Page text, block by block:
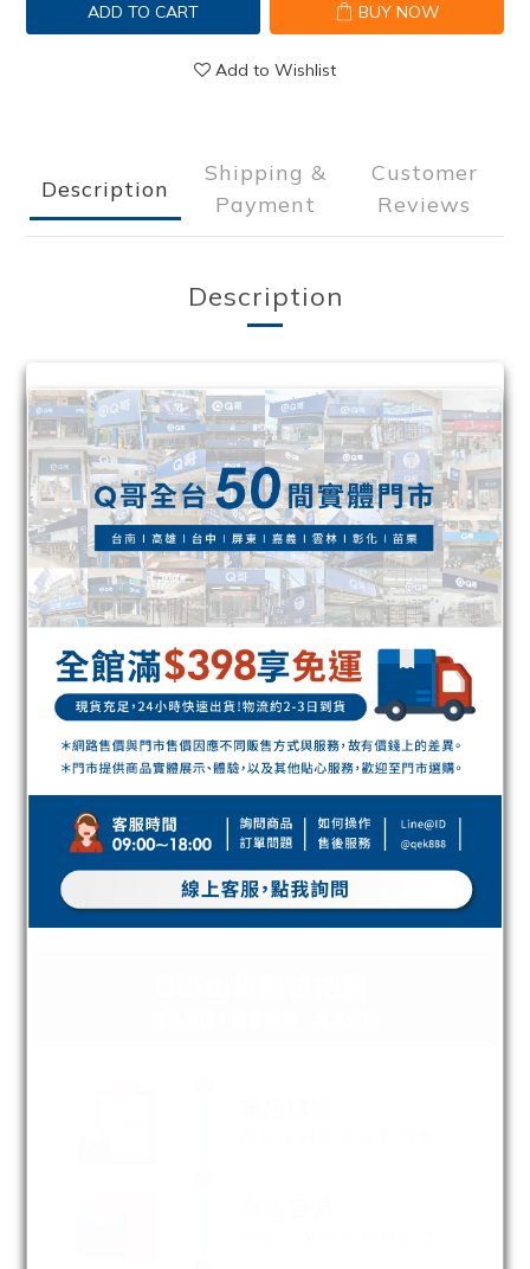
ADD TO CART BUY NOW
Add to Wishlist
Description
Shipping &
Payment
Customer
Reviews
Description